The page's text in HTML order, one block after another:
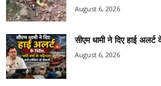
August 6, 2026
सीएम धामी ने दिए हाई अलर्ट
August 6, 2026